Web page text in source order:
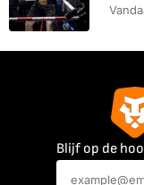
Blijf op de